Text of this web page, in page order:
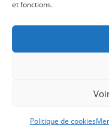
et fonctions.
Politique de cookies
FIXE